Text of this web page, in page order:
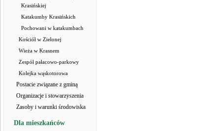
Krasińskiej
Katakumby Krasińskich
Pochowani w katakumbach
Kościół w Zielonej
Wieża w Krasnem
Zespół pałacowo-parkowy
Kolejka wąskotorowa
Postacie związane z gminą
Organizacje i stowarzyszenia
Zasoby i warunki środowiska
Dla mieszkańców